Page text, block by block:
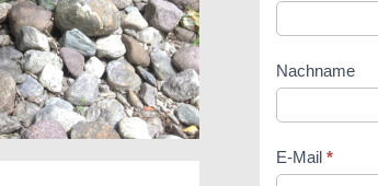
Nachname
E-Mail *